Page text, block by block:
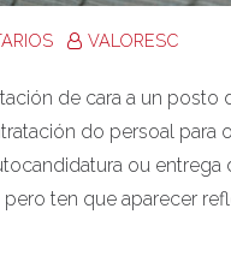
VALORESC
de cara a un
do persoal para
ou
ten que aparecer